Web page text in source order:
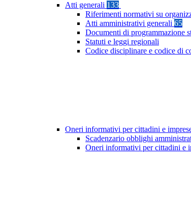
Atti generali 133
Riferimenti normativi su
Atti amministrativi generali 65
Documenti di programmazione
Statuti e leggi regionali
Codice disciplinare e codice di
Oneri informativi per cittadini e
Scadenzario obblighi
Oneri informativi per cittadini e